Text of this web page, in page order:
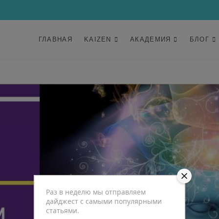
ГЛАВНАЯ KAIZEN АКАДЕМИЯ БЛОГ
Раз в неделю мы отправляем
дайджест с самыми популярными
статьями.